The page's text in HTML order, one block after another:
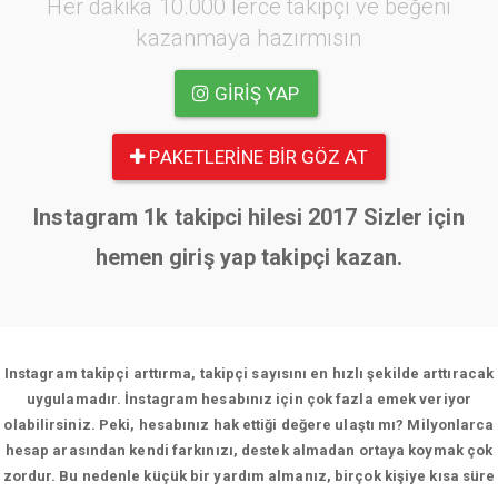
Her dakika 10.000 lerce takipçi ve beğeni
kazanmaya hazırmısın
GIRIŞ YAP
PAKETLERINE BIR GÖZ AT
Instagram 1k takipci hilesi 2017 Sizler için
hemen giriş yap takipçi kazan.
Instagram takipçi arttırma, takipçi sayısını en hızlı şekilde arttıracak
uygulamadır. İnstagram hesabınız için çok fazla emek veriyor
olabilirsiniz. Peki, hesabınız hak ettiği değere ulaştı mı? Milyonlarca
hesap arasından kendi farkınızı, destek almadan ortaya koymak çok
zordur. Bu nedenle küçük bir yardım almanız, birçok kişiye kısa süre